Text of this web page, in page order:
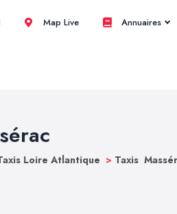
Map Live Annuaires
Loire Atlantique > Taxis